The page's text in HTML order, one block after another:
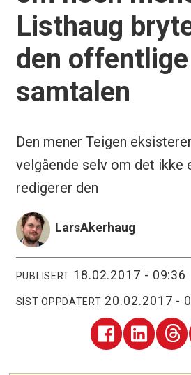
Listhaug
den offentlige
samtalen
Den mener Teigen
velgående selv om det ikke
redigerer den
LarsAkerhaug
PUBLISERT 18.02.2017 - 09:36
SIST OPPDATERT 20.02.2017 -